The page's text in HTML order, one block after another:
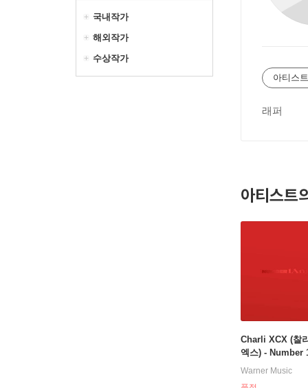
국내작가
해외작가
수상작가
아티스
래퍼
아티스트
Charli XCX (찰
엑스) - Number
[레드 컬러 LP]
Warner Music